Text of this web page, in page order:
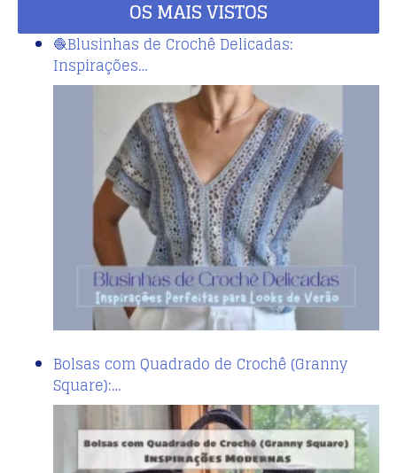
OS MAIS VISTOS
🧶Blusinhas de Crochê Delicadas:
Inspirações…
Bolsas com Quadrado de Crochê (Granny
Square):…